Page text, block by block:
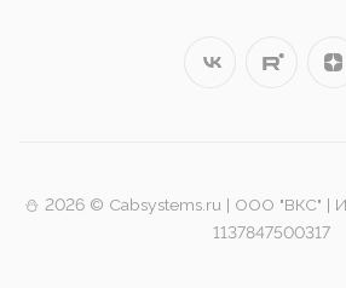
⛄️ 2026 © Cabsystems.ru | ООО "ВКС" |
1137847500317